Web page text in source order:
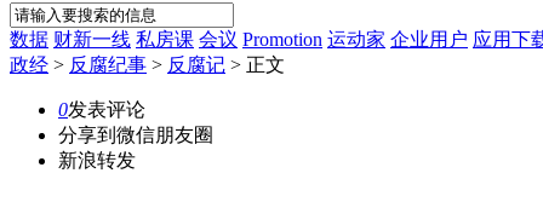
数据 财新一线 私房课 会议 Promotion 运动家 企业用户 应用下
政经 > 反腐纪事 > 反腐记 > 正文
0发表评论
分享到微信朋友圈
新浪转发